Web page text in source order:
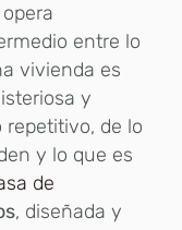
entre lo
vivienda es
y
de lo
y lo que es
de
, diseñada y